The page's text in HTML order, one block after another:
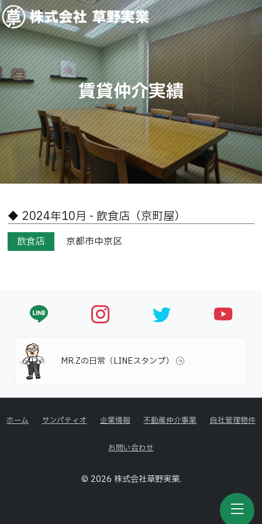
賃貸仲介実績
2024年10月 - 飲食店（京町屋）
飲食店 京都市中京区
MR.Zの日常（LINEスタンプ）
ホーム サンパティオ 企業情報 不動産仲介事業 自社管理物件
お問い合わせ
© 2026 株式会社草野実業.